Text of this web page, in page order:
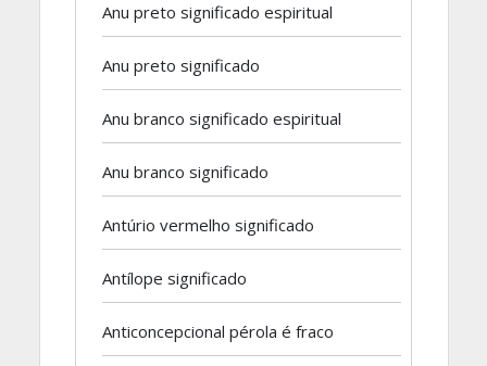
Anu preto significado espiritual
Anu preto significado
Anu branco significado espiritual
Anu branco significado
Antúrio vermelho significado
Antílope significado
Anticoncepcional pérola é fraco